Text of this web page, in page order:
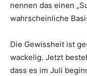
nennen das einen
wahrscheinliche
Die Gewissheit ist
wackelig. Jetzt
dass es im Juli